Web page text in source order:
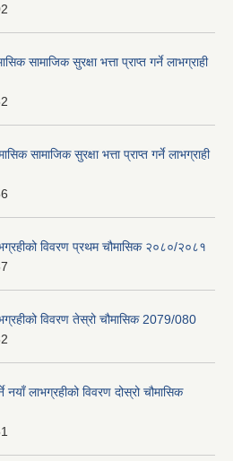
सामाजिक सुरक्षा भत्ता प्राप्त गर्ने लाभग्राही
सामाजिक सुरक्षा भत्ता प्राप्त गर्ने लाभग्राही
विवरण प्रथम चौमासिक २०८०/२०८१
विवरण तेस्रो चौमासिक 2079/080
नयाँ लाभग्रहीको विवरण दोस्रो चौमासिक